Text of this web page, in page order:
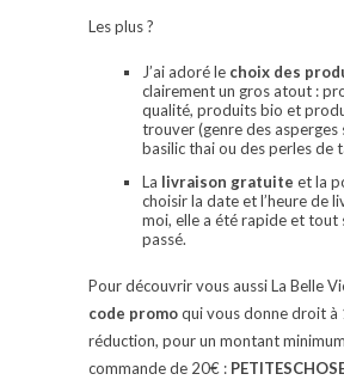
Les plus ?
J’ai adoré le choix des
clairement un gros atout :
qualité, produits bio et
trouver (genre des asperges
basilic thai ou des perles de
La livraison gratuite et la
choisir la date et l’heure de
moi, elle a été rapide et tout
passé.
Pour découvrir vous aussi La Belle
code promoqui vous donne droit à
réduction, pour un montant
commande de 20€ :